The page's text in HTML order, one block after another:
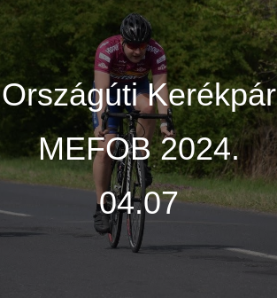
Országúti Kerékpár
MEFOB 2024.
04.07